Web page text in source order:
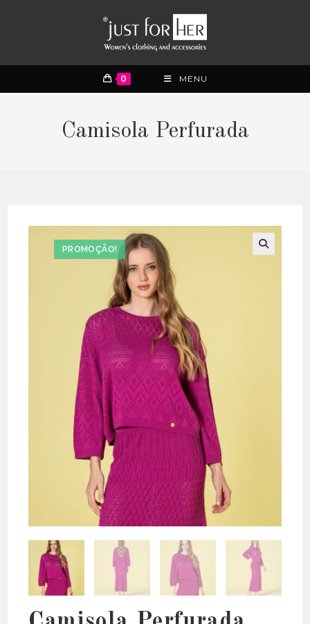
0 MENU
Camisola Perfurada
PROMOÇÃO!